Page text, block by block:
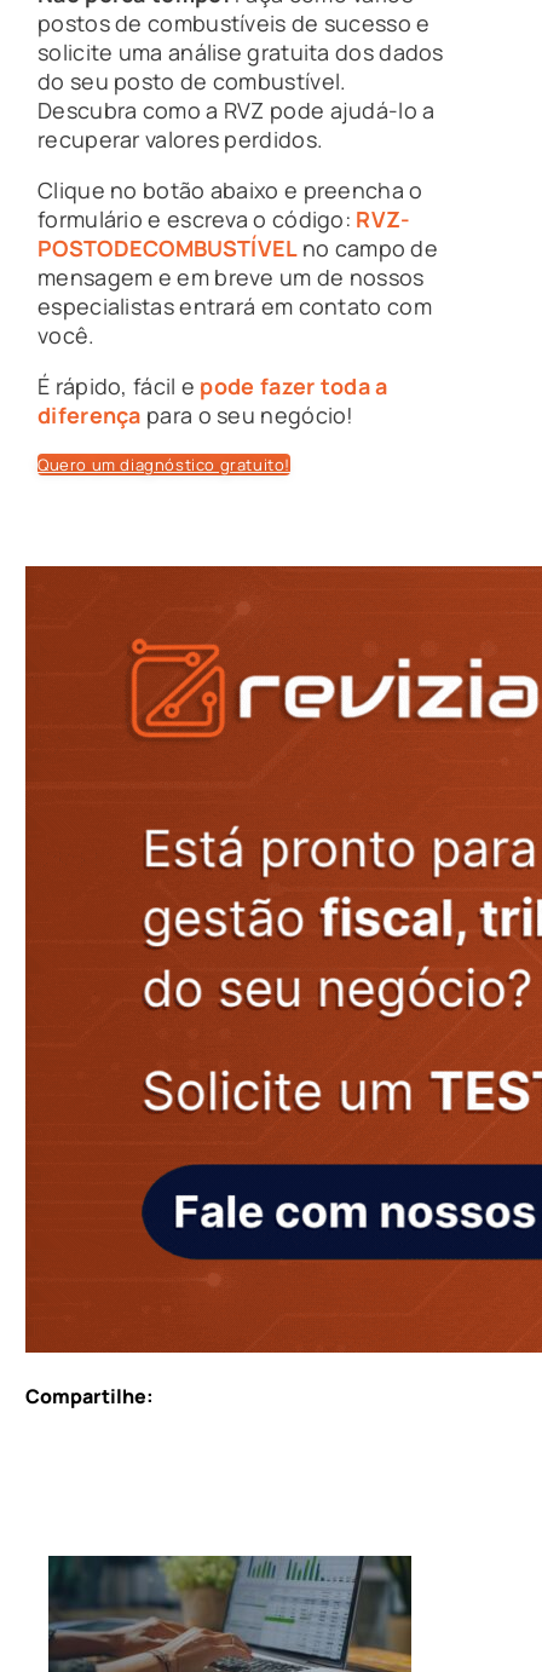
postos de combustíveis de sucesso e
solicite uma análise gratuita dos dados
do seu posto de combustível.
Descubra como a RVZ pode ajudá-lo a
recuperar valores perdidos.
Clique no botão abaixo e preencha o
formulário e escreva o código: RVZ-
POSTODECOMBUSTÍVEL no campo de
mensagem e em breve um de nossos
especialistas entrará em contato com
você.
É rápido, fácil e pode fazer toda a
diferença para o seu negócio!
Quero um diagnóstico gratuito!
Compartilhe: